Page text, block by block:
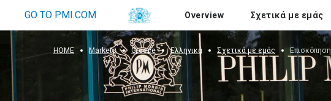
GO TO PMI.COM
Overview Σχετικά με εμάς
HOME Markets Greece Ελληνικά Σχετικά με εμάς Επισκόπηση